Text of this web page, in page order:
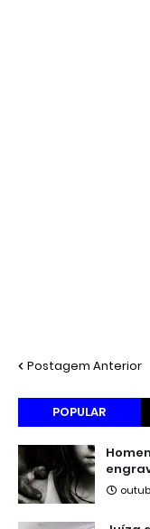
Postagem Anterior
POPULAR